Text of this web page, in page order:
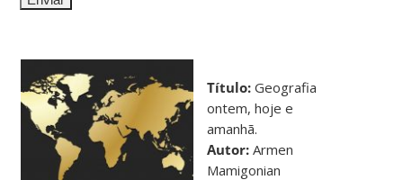
Título: Geografia
ontem, hoje e
amanhã.
Autor: Armen
Mamigonian